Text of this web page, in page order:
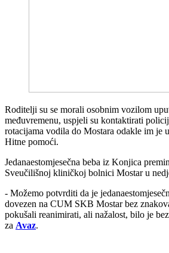
Roditelji su se morali osobnim vozilom
međuvremenu, uspjeli su kontaktirati
rotacijama vodila do Mostara odakle im je
Hitne pomoći.
Jedanaestomjesečna beba iz Konjica
Sveučilišnoj kliničkoj bolnici Mostar u
- Možemo potvrditi da je
dovezen na CUM SKB Mostar bez
pokušali reanimirati, ali nažalost, bilo je
za Avaz.